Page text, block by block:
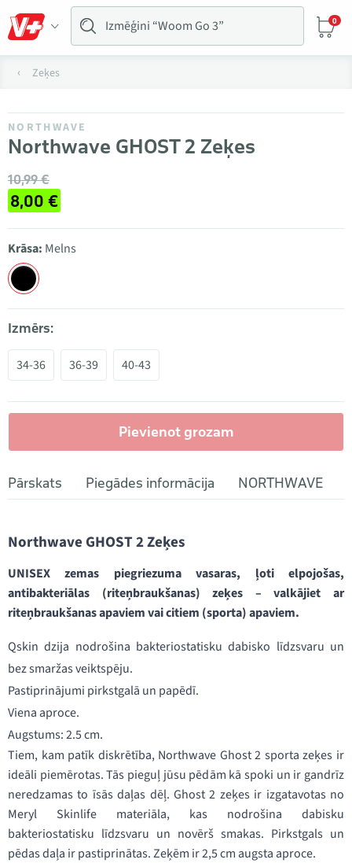
0
Zeķes
NORTHWAVE
Northwave GHOST 2 Zeķes
10,99 €
8,00 €
Krāsa: Melns
Izmērs:
34-36 36-39 40-43
Pievienot grozam
Pārskats Piegādes informācija NORTHWAVE
Northwave GHOST 2 Zeķes
UNISEX zemas piegriezuma vasaras, ļoti elpojošas,
antibakteriālas (riteņbraukšanas) zeķes – valkājiet ar
riteņbraukšanas apaviem vai citiem (sporta) apaviem.
Qskin dzija nodrošina bakteriostatisku dabisko līdzsvaru un
bez smaržas veiktspēju.
Pastiprinājumi pirkstgalā un papēdī.
Viena aproce.
Augstums: 2.5 cm.
Tiem, kam patīk diskrētība, Northwave Ghost 2 sporta zeķes ir
ideāli piemērotas. Tās pieguļ jūsu pēdām kā spoki un ir gandrīz
neredzamas to īsās daļas dēļ. Ghost 2 zeķes ir izgatavotas no
Meryl Skinlife materiāla, kas nodrošina dabisku
bakteriostatisku līdzsvaru un novērš smakas. Pirkstgals un
pēdas daļa ir pastiprinātas. Zeķēm ir 2,5 cm augsta aproce.